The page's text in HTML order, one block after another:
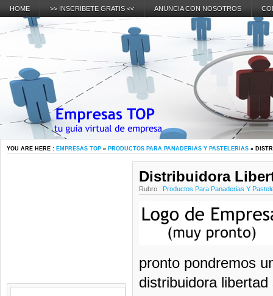
HOME >> INSCRIBETE GRATIS << ANUNCIA CON NOSOTROS
YOU ARE HERE : EMPRESAS TOP » PRODUCTOS PARA PANADERIAS Y PASTELERIAS »
Distribuidora
Rubro : Productos Para Panaderias Y
pronto pondremos
distribuidora libertad